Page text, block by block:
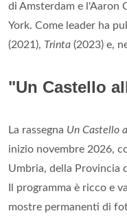
di Amsterdam e l'Aaron
York. Come leader ha
(2021), Trinta (2023) e,
"Un Castello
La rassegna Un Castello
inizio novembre 2026,
Umbria, della Provincia
Il programma è ricco e
mostre permanenti di